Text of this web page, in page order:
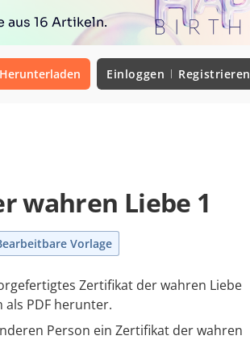
aus 16 Artikeln.
Herunterladen Einloggen Registrieren
wahren Liebe 1
Vorlage
Zertifikat der wahren Liebe
als PDF herunter.
Person ein Zertifikat der wahren